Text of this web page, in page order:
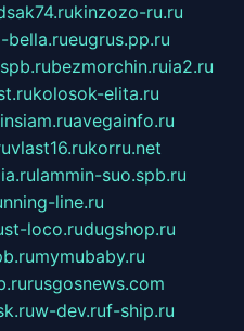
kinzozo-ru.ru
bella.rueugrus.pp.ru
bezmorchin.ruia2.ru
kolosok-elita.ru
insiam.ruavegainfo.ru
vlast16.rukorru.net
lammin-suo.spb.ru
line.ru
loco.rudugshop.ru
mymubaby.ru
rusgosnews.com
w-dev.ruf-ship.ru